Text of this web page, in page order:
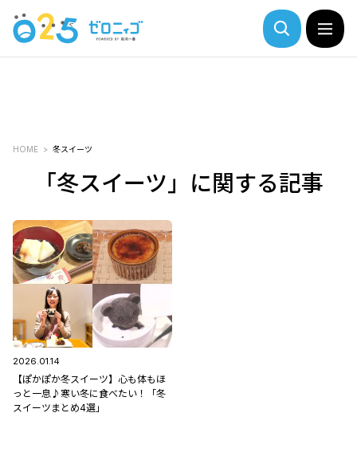
HOME 冬スイーツ
「冬スイーツ」に関する記事
2026.01.14
【ぽかぽか冬スイーツ】心も体もほ
っと一息♪寒い冬に食べたい！「冬
スイーツまとめ4選」